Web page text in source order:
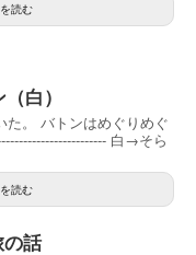
読む
白）
た。 バトンはめぐりめぐ
白→そら
読む
の話